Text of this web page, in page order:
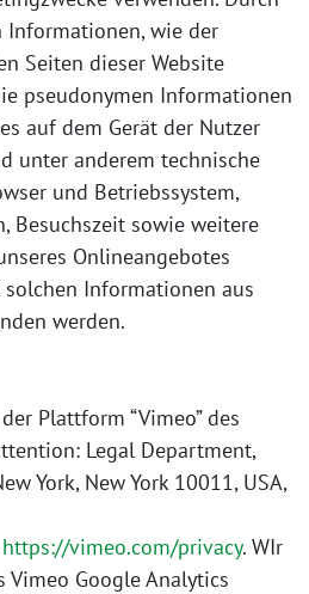
Informationen, wie der
Seiten dieser Website
pseudonymen Informationen
auf dem Gerät der Nutzer
unter anderem technische
und Betriebssystem,
Besuchszeit sowie weitere
Onlineangebotes
Informationen aus
werden.
Plattform “Vimeo” des
Legal Department,
York, New York 10011, USA,
https://vimeo.com/privacy. WIr
Vimeo Google Analytics